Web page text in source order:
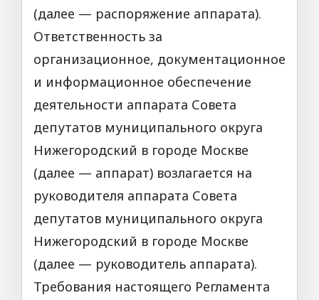
(далее — распоряжение аппарата).
Ответственность за
организационное, документационное
и информационное обеспечение
деятельности аппарата Совета
депутатов муниципального округа
Нижегородский в городе Москве
(далее — аппарат) возлагается на
руководителя аппарата Совета
депутатов муниципального округа
Нижегородский в городе Москве
(далее — руководитель аппарата).
Требования настоящего Регламента